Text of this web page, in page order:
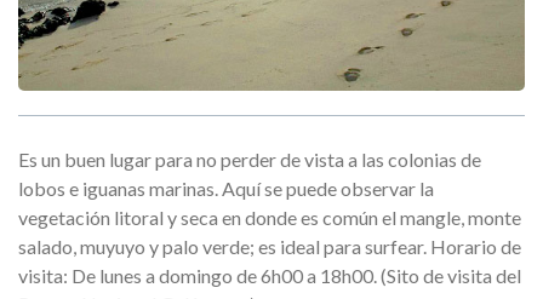
Es un buen lugar para no perder de vista a las colonias de
lobos e iguanas marinas. Aquí se puede observar la
vegetación litoral y seca en donde es común el mangle, monte
salado, muyuyo y palo verde; es ideal para surfear. Horario de
visita: De lunes a domingo de 6h00 a 18h00. (Sito de visita del